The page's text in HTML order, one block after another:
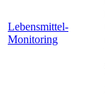
Lebensmittel-
Monitoring